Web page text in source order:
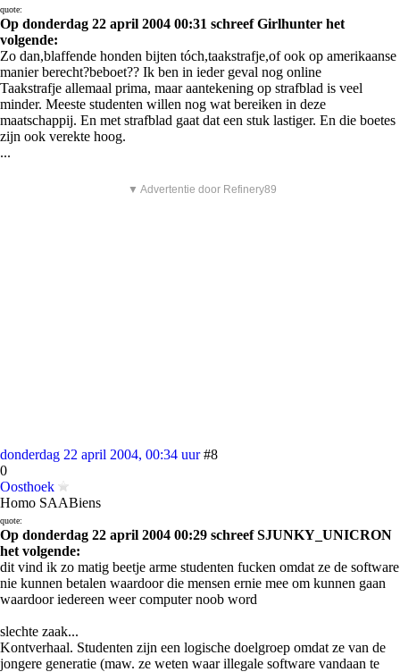
quote:
Op donderdag 22 april 2004 00:31 schreef Girlhunter het
volgende:
Zo dan,blaffende honden bijten tóch,taakstrafje,of ook op amerikaanse
manier berecht?beboet?? Ik ben in ieder geval nog online
Taakstrafje allemaal prima, maar aantekening op strafblad is veel
minder. Meeste studenten willen nog wat bereiken in deze
maatschappij. En met strafblad gaat dat een stuk lastiger. En die boetes
zijn ook verekte hoog.
...
▼ Advertentie door Refinery89
donderdag 22 april 2004, 00:34 uur #8
0
Oosthoek
Homo SAABiens
quote:
Op donderdag 22 april 2004 00:29 schreef SJUNKY_UNICRON
het volgende:
dit vind ik zo matig beetje arme studenten fucken omdat ze de software
nie kunnen betalen waardoor die mensen ernie mee om kunnen gaan
waardoor iedereen weer computer noob word
slechte zaak...
Kontverhaal. Studenten zijn een logische doelgroep omdat ze van de
jongere generatie (maw. ze weten waar illegale software vandaan te